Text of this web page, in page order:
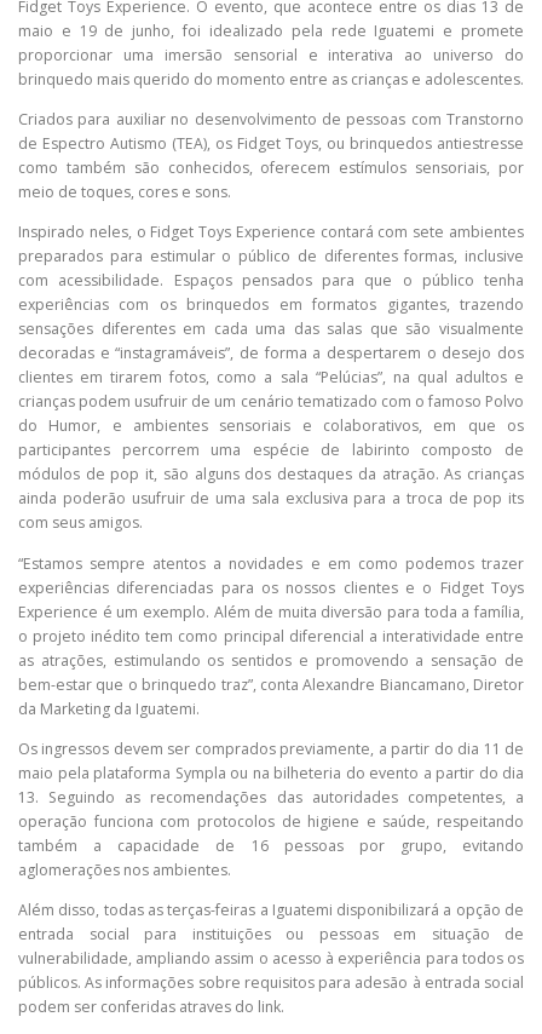
Fidget Toys Experience. O evento, que acontece entre os dias 13 de
maio e 19 de junho, foi idealizado pela rede Iguatemi e promete
proporcionar uma imersão sensorial e interativa ao universo do
brinquedo mais querido do momento entre as crianças e adolescentes.
Criados para auxiliar no desenvolvimento de pessoas com Transtorno
de Espectro Autismo (TEA), os Fidget Toys, ou brinquedos antiestresse
como também são conhecidos, oferecem estímulos sensoriais, por
meio de toques, cores e sons.
Inspirado neles, o Fidget Toys Experience contará com sete ambientes
preparados para estimular o público de diferentes formas, inclusive
com acessibilidade. Espaços pensados para que o público tenha
experiências com os brinquedos em formatos gigantes, trazendo
sensações diferentes em cada uma das salas que são visualmente
decoradas e “instagramáveis”, de forma a despertarem o desejo dos
clientes em tirarem fotos, como a sala “Pelúcias”, na qual adultos e
crianças podem usufruir de um cenário tematizado com o famoso Polvo
do Humor, e ambientes sensoriais e colaborativos, em que os
participantes percorrem uma espécie de labirinto composto de
módulos de pop it, são alguns dos destaques da atração. As crianças
ainda poderão usufruir de uma sala exclusiva para a troca de pop its
com seus amigos.
“Estamos sempre atentos a novidades e em como podemos trazer
experiências diferenciadas para os nossos clientes e o Fidget Toys
Experience é um exemplo. Além de muita diversão para toda a família,
o projeto inédito tem como principal diferencial a interatividade entre
as atrações, estimulando os sentidos e promovendo a sensação de
bem-estar que o brinquedo traz”, conta Alexandre Biancamano, Diretor
da Marketing da Iguatemi.
Os ingressos devem ser comprados previamente, a partir do dia 11 de
maio pela plataforma Sympla ou na bilheteria do evento a partir do dia
13. Seguindo as recomendações das autoridades competentes, a
operação funciona com protocolos de higiene e saúde, respeitando
também a capacidade de 16 pessoas por grupo, evitando
aglomerações nos ambientes.
Além disso, todas as terças-feiras a Iguatemi disponibilizará a opção de
entrada social para instituições ou pessoas em situação de
vulnerabilidade, ampliando assim o acesso à experiência para todos os
públicos. As informações sobre requisitos para adesão à entrada social
podem ser conferidas atraves do link.